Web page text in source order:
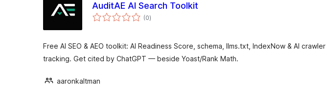
AuditAE AI Search Toolkit
(0ຄະແນນ
ທັງໝົດ
)
Free AI SEO & AEO toolkit: AI Readiness Score, schema, llms.txt, IndexNow & AI crawler
tracking. Get cited by ChatGPT — beside Yoast/Rank Math.
aaronkaltman